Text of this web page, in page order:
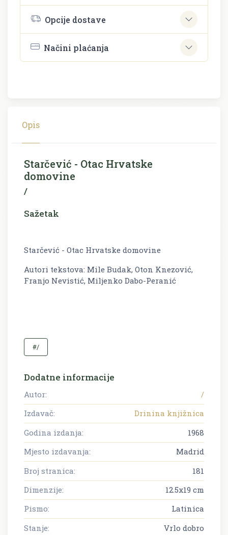
Opcije dostave
Načini plaćanja
Opis
Starčević - Otac Hrvatske
domovine
/
Sažetak
Starčević - Otac Hrvatske domovine
Autori tekstova: Mile Budak, Oton Knezović,
Franjo Nevistić, Miljenko Dabo-Peranić
#/
Dodatne informacije
Autor:
/
Izdavač:
Drinina knjižnica
Godina izdanja:
1968
Mjesto izdavanja:
Madrid
Broj stranica:
181
Dimenzije:
12.5x19 cm
Pismo:
Latinica
Stanje:
Vrlo dobro